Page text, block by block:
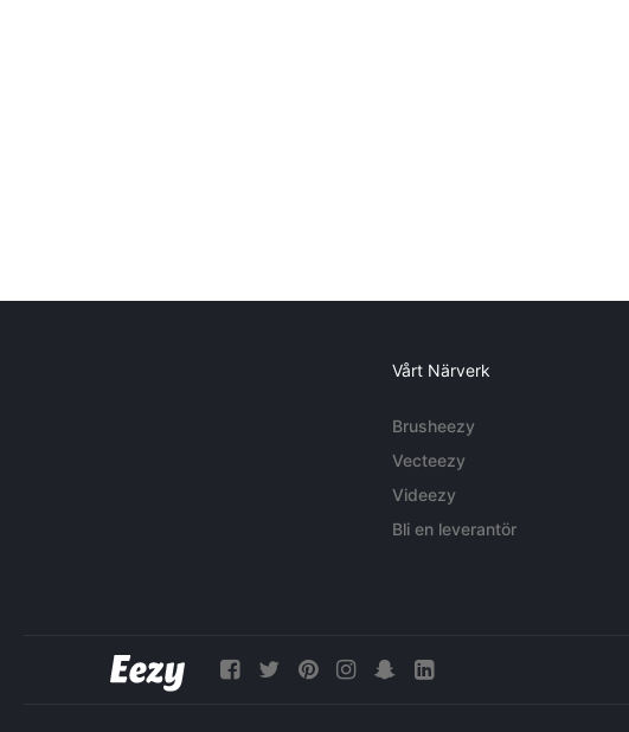
Vårt Närverk
Brusheezy
Vecteezy
Videezy
Bli en leverantör